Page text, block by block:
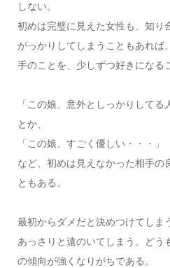
しない。
初めは完璧に見えた女性も、知り
がっかりしてしまうこともあれば
手のことを、少しずつ好きになる
「この娘、意外としっかりしてる
とか、
「この娘、すごく優しい・・・」
など、初めは見えなかった相手の
ともある。
最初からダメだと決めつけてしま
あっさりと遠のいてしまう。どう
の傾向が強くなりがちである。